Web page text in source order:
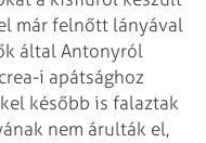
már felnőtt lányával
által Antonyról
i apátsághoz
később is falaztak
nem árulták el,